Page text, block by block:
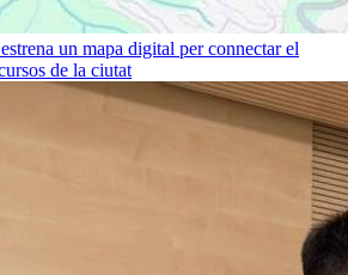
un mapa digital per connectar el
de la ciutat